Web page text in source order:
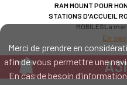
Merci de prendre en
afin de vous permettre une
En cas de besoin
RAM MOUNT POUR
STATIONS D'ACCUEIL
MOBILESLa
En